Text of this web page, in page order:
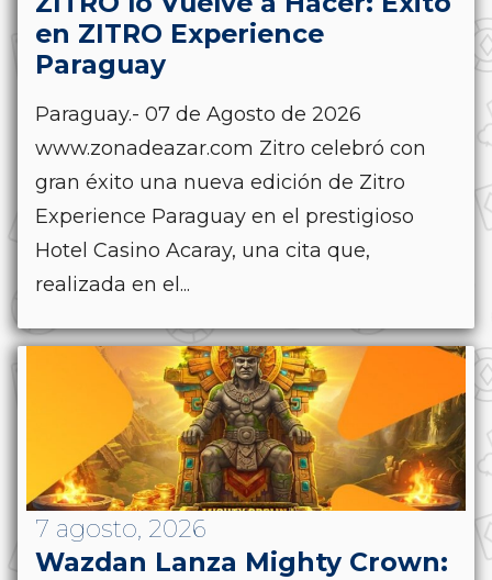
en ZITRO Experience
Paraguay
Paraguay.- 07 de Agosto de 2026
www.zonadeazar.com Zitro celebró con
gran éxito una nueva edición de Zitro
Experience Paraguay en el prestigioso
Hotel Casino Acaray, una cita que,
realizada en el...
7 agosto, 2026
Wazdan Lanza Mighty Crown: